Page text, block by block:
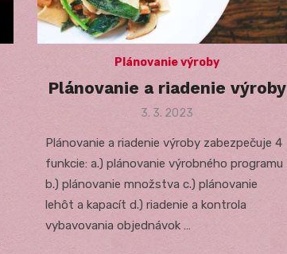
Plánovanie výroby
Plánovanie a riadenie výroby
Posted
3. 3. 2023
Plánovanie a riadenie výroby zabezpečuje 4
funkcie: a.) plánovanie výrobného programu
b.) plánovanie množstva c.) plánovanie
lehôt a kapacít d.) riadenie a kontrola
vybavovania objednávok …